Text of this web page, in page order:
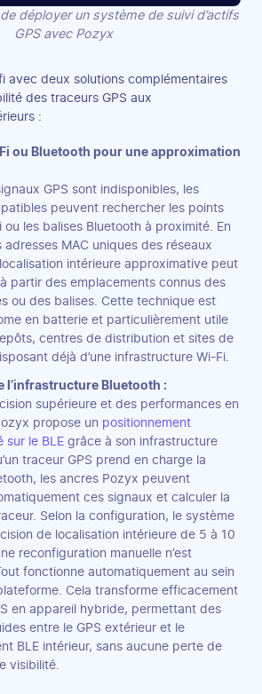
déployer un système de suivi d’actifs
GPS avec Pozyx
avec deux solutions complémentaires
des traceurs GPS aux
:
ou Bluetooth pour une approximation
GPS sont indisponibles, les
peuvent rechercher les points
ou les balises Bluetooth à proximité. En
adresses MAC uniques des réseaux
intérieure approximative peut
partir des emplacements connus des
ou des balises. Cette technique est
en batterie et particulièrement utile
centres de distribution et sites de
déjà d’une infrastructure Wi-Fi.
l’infrastructure Bluetooth :
supérieure et des performances en
propose un positionnement
sur le BLE grâce à son infrastructure
traceur GPS prend en charge la
les ancres Pozyx peuvent
ces signaux et calculer la
Selon la configuration, le système
de localisation intérieure de 5 à 10
reconfiguration manuelle n’est
fonctionne automatiquement au sein
Cela transforme efficacement
en appareil hybride, permettant des
entre le GPS extérieur et le
BLE intérieur, sans aucune perte de
visibilité.